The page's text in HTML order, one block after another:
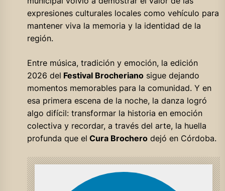
expresiones culturales locales como vehículo para
mantener viva la memoria y la identidad de la
región.
Entre música, tradición y emoción, la edición
2026 del Festival Brocherianosigue dejando
momentos memorables para la comunidad. Y en
esa primera escena de la noche, la danza logró
algo difícil: transformar la historia en emoción
colectiva y recordar, a través del arte, la huella
profunda que el Cura Brocherodejó en Córdoba.